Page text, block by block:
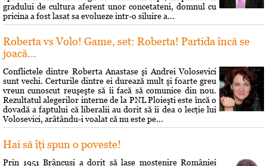
gradului de cultura aferent unor concetateni, domnul cu
pricina a fost lasat sa evolueze intr-o siluire a...
Roberta vs Volo! Game, set: Roberta! Partida încă se
joacă...
Conflictele dintre Roberta Anastase şi Andrei Volosevici
sunt vechi. Certurile dintre ei durează mult şi foarte greu
vreun cunoscut reuşeşte să îi facă să comunice din nou.
Rezultatul alegerilor interne de la PNL Ploieşti este încă o
dovadă a faptului că liberalii au dorit să îi dea o lecţie lui
Volosevici, arâtându-i voalat că nu este pe...
Hai să îţi spun o poveste!
Prin 1951 Brâncusi a dorit să lase mostenire României